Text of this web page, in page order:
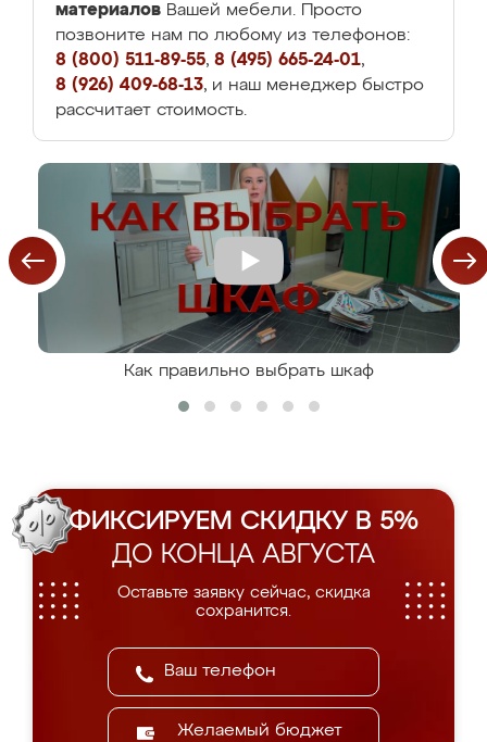
материалов Вашей мебели. Просто
позвоните нам по любому из телефонов:
8 (800) 511-89-55, 8 (495) 665-24-01,
8 (926) 409-68-13, и наш менеджер быстро
рассчитает стоимость.
Как правильно выбрать шкаф
ФИКСИРУЕМ СКИДКУ В 5%
ДО КОНЦА АВГУСТА
Оставьте заявку сейчас, скидка
сохранится.
Желаемый бюджет